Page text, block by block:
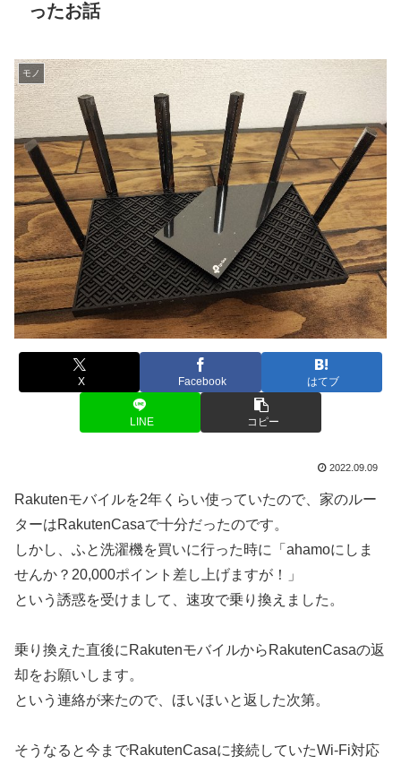
ったお話
モノ
X Facebook はてブ
LINE コピー
2022.09.09
Rakutenモバイルを2年くらい使っていたので、家のルー
ターはRakutenCasaで十分だったのです。
しかし、ふと洗濯機を買いに行った時に「ahamoにしま
せんか？20,000ポイント差し上げますが！」
という誘惑を受けまして、速攻で乗り換えました。
乗り換えた直後にRakutenモバイルからRakutenCasaの返
却をお願いします。
という連絡が来たので、ほいほいと返した次第。
そうなると今までRakutenCasaに接続していたWi-Fi対応